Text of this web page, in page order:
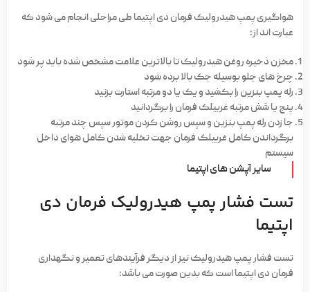
هواگیری پمپ هیدرولیک فرمان دی اپتیما طی مراحلی انجام می شود که
عبارت اند از:
مخزن ذخیره روغن هیدرولیک تا بالاترین علامت مشخص شده باید پر شود
چرخ های جلو بوسیله جک بالا برده شود
رله پمپ بنزین را بکشید و یک یا دو مرتبه استارت بزنید
پنج یا شش مرتبه غربیلک فرمان را برگردانید
جا زدن رله پمپ بنزین و سپس روشن کردن موتور سپس چند مرتبه
برگرداندن کامل غربیلک فرمان جهت تخلیه شدن کامل هوای داخل
سیستم
سایر آپشن های اپتیما
تست فشار پمپ هیدرولیک فرمان دی
اپتیما
تست فشار پمپ هیدرولیک نیز از دیگر فرآیندهای تعمیر و نگهداری
فرمان دی اپتیما است که بدین صورت می باشد: